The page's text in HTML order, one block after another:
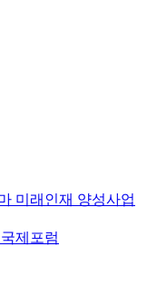
미래인재 양성사업
제포럼